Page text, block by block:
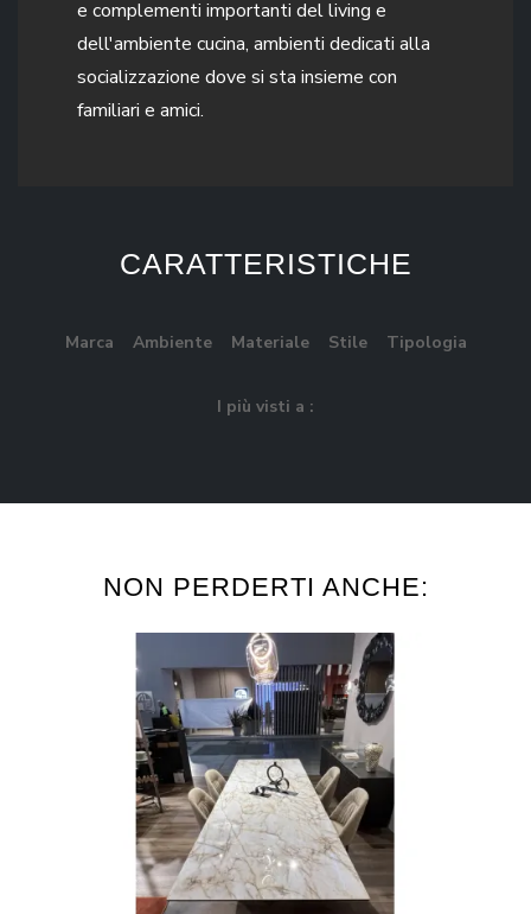
e complementi importanti del living e
dell'ambiente cucina, ambienti dedicati alla
socializzazione dove si sta insieme con
familiari e amici.
CARATTERISTICHE
Marca Ambiente Materiale Stile Tipologia
I più visti a :
NON PERDERTI ANCHE: